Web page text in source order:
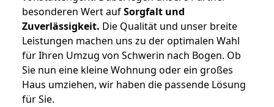
besonderen Wert aufSorgfalt und
Zuverlässigkeit. Die Qualität und unser breite
Leistungen machen uns zu der optimalen Wahl
für Ihren Umzug von Schwerin nach Bogen. Ob
Sie nun eine kleine Wohnung oder ein großes
Haus umziehen, wir haben die passende Lösung
für Sie.